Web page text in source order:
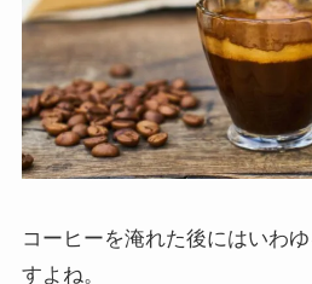
コーヒーを淹れた後にはいわゆ
すよね。